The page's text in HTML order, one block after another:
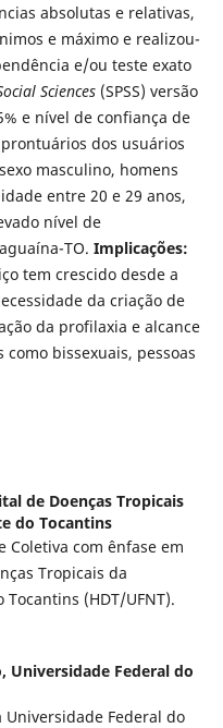
absolutas e relativas,
e máximo e realizou-
e/ou teste exato
Sciences(SPSS) versão
e nível de confiança de
dos usuários
masculino, homens
entre 20 e 29 anos,
nível de
TO. Implicações:
tem crescido desde a
da criação de
da profilaxia e alcance
bissexuais, pessoas
de Doenças Tropicais
do Tocantins
Coletiva com ênfase em
Tropicais da
(HDT/UFNT).
Universidade Federal do
Federal do